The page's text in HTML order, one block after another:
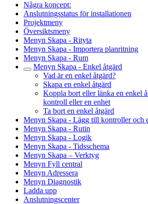
Några koncept:
Anslutningsstatus för installationen
Projektmeny
Översiktsmeny
Menyn Skapa - Rityta
Menyn Skapa - Importera planritning
Menyn Skapa - Rum
Menyn Skapa - Enkel åtgärd
Vad är en enkel åtgärd?
Skapa en enkel åtgärd
Koppla bort eller länka en enkel
kontroll eller en enhet
Ta bort en enkel åtgärd
Menyn Skapa - Lägg till kontroller och
Menyn Skapa - Rutin
Menyn Skapa - Logik
Menyn Skapa - Tidsschema
Menyn Skapa – Verktyg
Menyn Fyll central
Menyn Adressera
Menyn Diagnostik
Ladda upp
Anslutningscenter